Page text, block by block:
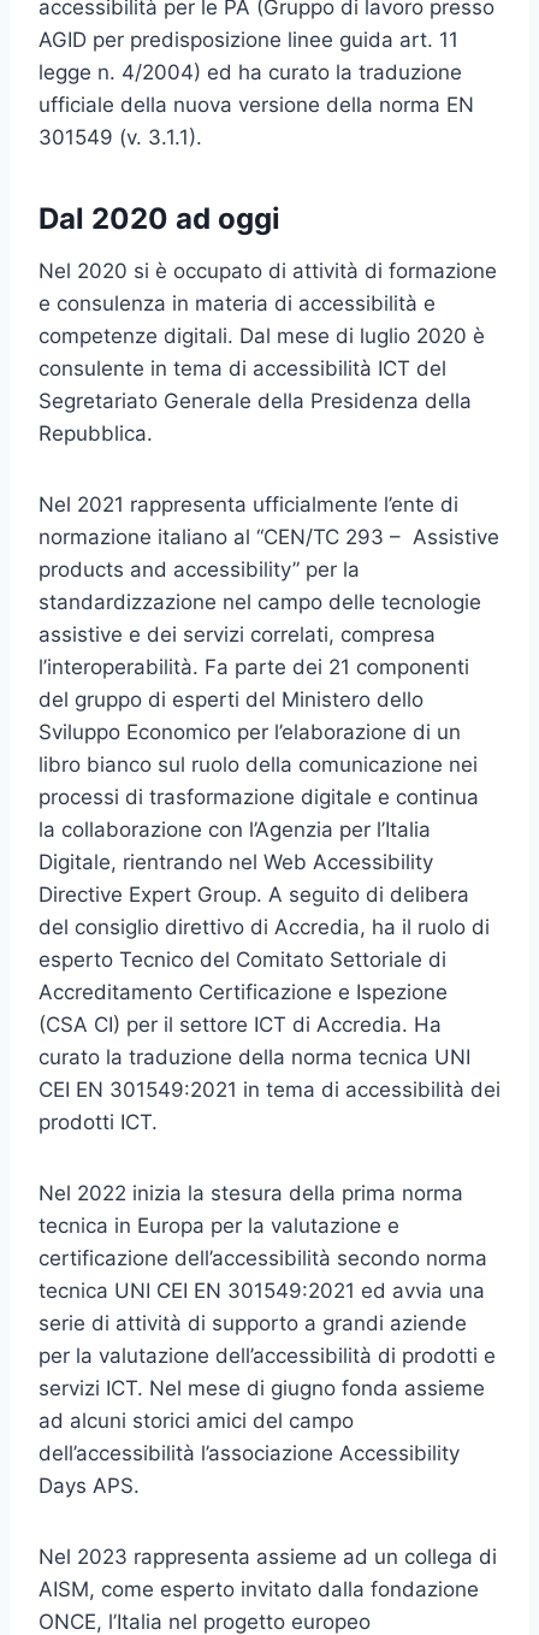
accessibilità per le PA (Gruppo di lavoro presso
AGID per predisposizione linee guida art. 11
legge n. 4/2004) ed ha curato la traduzione
ufficiale della nuova versione della norma EN
301549 (v. 3.1.1).
Dal 2020 ad oggi
Nel 2020 si è occupato di attività di formazione
e consulenza in materia di accessibilità e
competenze digitali. Dal mese di luglio 2020 è
consulente in tema di accessibilità ICT del
Segretariato Generale della Presidenza della
Repubblica.
Nel 2021 rappresenta ufficialmente l’ente di
normazione italiano al “CEN/TC 293 – Assistive
products and accessibility” per la
standardizzazione nel campo delle tecnologie
assistive e dei servizi correlati, compresa
l’interoperabilità. Fa parte dei 21 componenti
del gruppo di esperti del Ministero dello
Sviluppo Economico per l’elaborazione di un
libro bianco sul ruolo della comunicazione nei
processi di trasformazione digitale e continua
la collaborazione con l’Agenzia per l’Italia
Digitale, rientrando nel Web Accessibility
Directive Expert Group. A seguito di delibera
del consiglio direttivo di Accredia, ha il ruolo di
esperto Tecnico del Comitato Settoriale di
Accreditamento Certificazione e Ispezione
(CSA CI) per il settore ICT di Accredia. Ha
curato la traduzione della norma tecnica UNI
CEI EN 301549:2021 in tema di accessibilità dei
prodotti ICT.
Nel 2022 inizia la stesura della prima norma
tecnica in Europa per la valutazione e
certificazione dell’accessibilità secondo norma
tecnica UNI CEI EN 301549:2021 ed avvia una
serie di attività di supporto a grandi aziende
per la valutazione dell’accessibilità di prodotti e
servizi ICT. Nel mese di giugno fonda assieme
ad alcuni storici amici del campo
dell’accessibilità l’associazione Accessibility
Days APS.
Nel 2023 rappresenta assieme ad un collega di
AISM, come esperto invitato dalla fondazione
ONCE, l’Italia nel progetto europeo